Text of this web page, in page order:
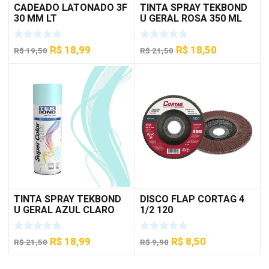
CADEADO LATONADO 3F
30 MM LT
R$19,50 O
R$ 19,50.
R$ 18,99
preço
atual
é:
R$ 18,99.
TINTA SPRAY TEKBOND
U GERAL ROSA 350 ML
R$21,50 O
era:
R$ 21,50.
R$18,50O
R$ 18,50.
TINTA SPRAY TEKBOND
U GERAL AZUL CLARO
350 ML
R$21,50 O
R$ 18,99
DISCO FLAP CORTAG 4
1/2 120
R$9,90 O
R$8,50O